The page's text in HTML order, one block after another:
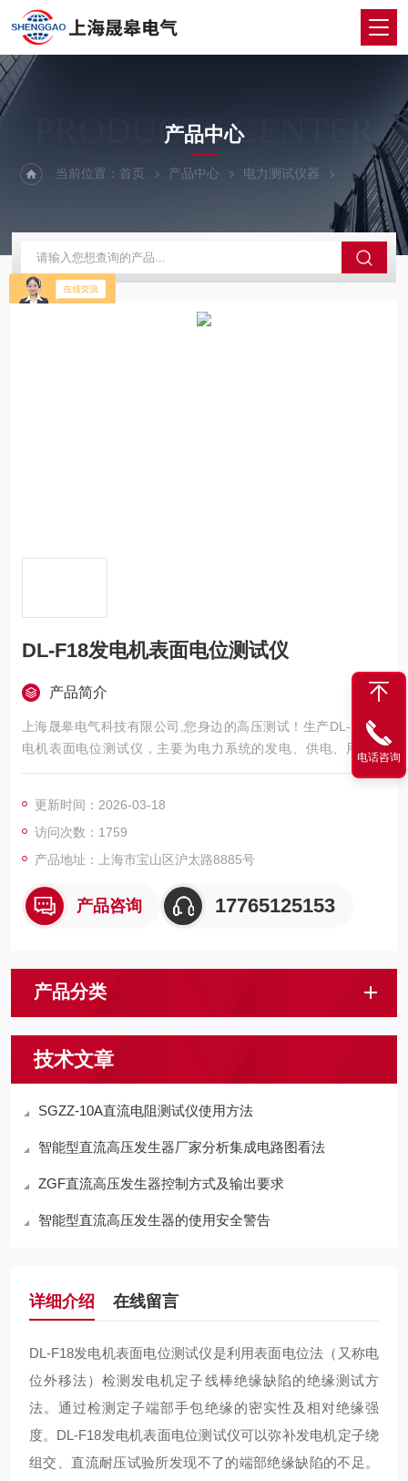
PRODUCTS CENTER
产品中心
当前位置：首页 产品中心 电力测试仪器 电力测试
DL-F18发电机表面电位测试仪
产品简介
上海晟皋电气科技有限公司,您身边的高压测试！生产DL-F18发
电机表面电位测试仪，主要为电力系统的发电、供电、用电部
门，科研机构与电力设备相关的生产企业，提供的高压试验设备
更新时间：2026-03-18
访问次数：1759
产品地址：上海市宝山区沪太路8885号
产品咨询 17765125153
产品分类
技术文章
SGZZ-10A直流电阻测试仪使用方法
智能型直流高压发生器厂家分析集成电路图看法
ZGF直流高压发生器控制方式及输出要求
智能型直流高压发生器的使用安全警告
详细介绍 在线留言
DL-F18发电机表面电位测试仪是利用表面电位法（又称电
位外移法）检测发电机定子线棒绝缘缺陷的绝缘测试方
法。通过检测定子端部手包绝缘的密实性及相对绝缘强
度。 DL-F18发电机表面电位测试仪可以弥补发电机定子绕
组交、直流耐压试验所发现不了的端部绝缘缺陷的不足。
电话咨询